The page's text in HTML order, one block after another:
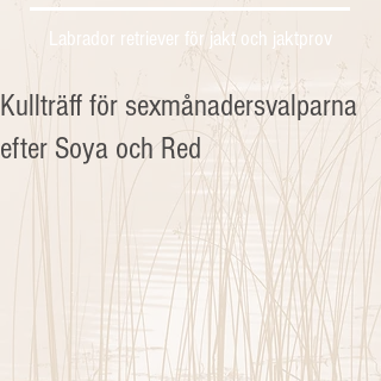
Labrador retriever för jakt och jaktprov
Kullträff för sexmånadersvalparna
efter Soya och Red